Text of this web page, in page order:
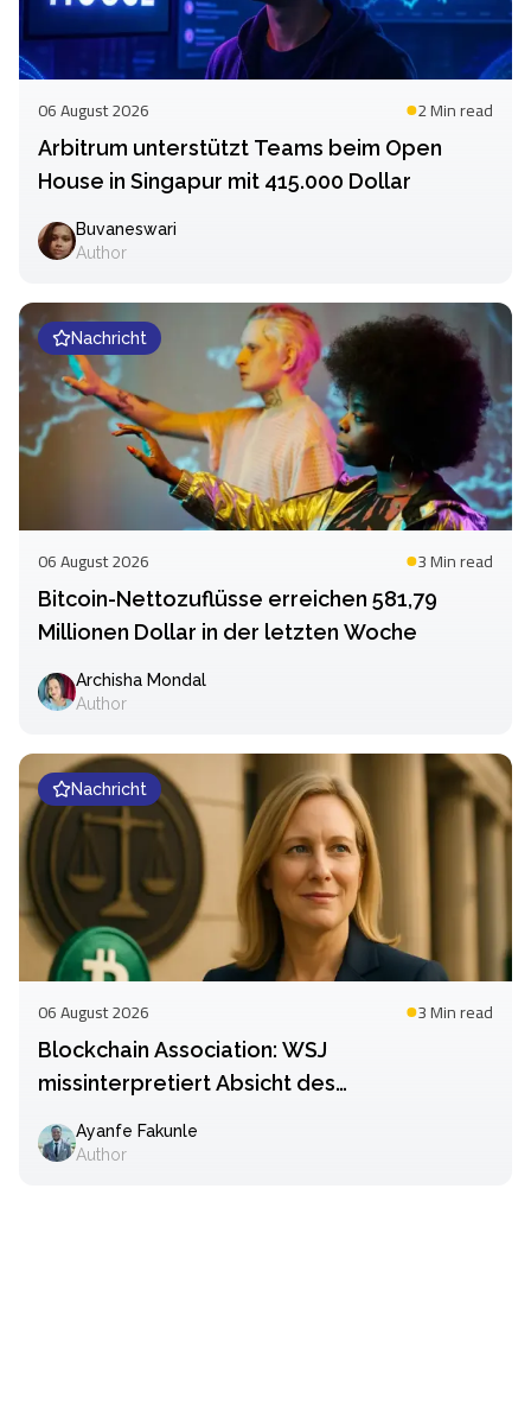
06 August 2026 2 Minread
Arbitrum unterstützt Teams beim Open
House in Singapur mit 415.000 Dollar
Buvaneswari
Author
Nachricht
06 August 2026 3 Minread
Bitcoin-Nettozuflüsse erreichen 581,79
Millionen Dollar in der letzten Woche
Archisha Mondal
Author
Nachricht
06 August 2026 3 Minread
Blockchain Association: WSJ
missinterpretiert Absicht des
Ayanfe Fakunle
Author